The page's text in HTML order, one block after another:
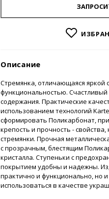
Описание
Стремянка, отличающаяся яркой
функциональностью.
содержания. Практические
использованием технологий
сформировать Поликарбонат,
крепость и прочность -
стремянки. Прочная
с прозрачным, блестящим
кристалла. Ступеньки с
покрытием удобны и надежны.
практично и функционально, но
использоваться в качестве